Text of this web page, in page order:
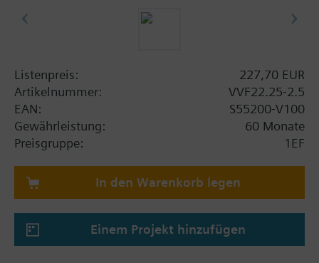
Listenpreis:
227,70 EUR
Artikelnummer:
VVF22.25-2.5
EAN:
S55200-V100
Gewährleistung:
60 Monate
Preisgruppe:
1EF
In den Warenkorb legen
Einem Projekt hinzufügen